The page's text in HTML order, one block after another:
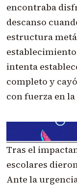
encontraba
descanso
estructura
intenta
completo y
con fuerza en
Tras el
escolares
Ante la